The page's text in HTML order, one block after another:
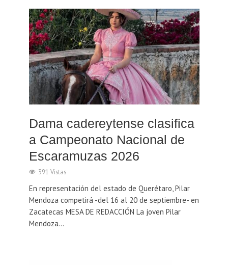
Dama cadereytense clasifica
a Campeonato Nacional de
Escaramuzas 2026
391 Vistas
En representación del estado de Querétaro, Pilar
Mendoza competirá -del 16 al 20 de septiembre- en
Zacatecas MESA DE REDACCIÓN La joven Pilar
Mendoza...